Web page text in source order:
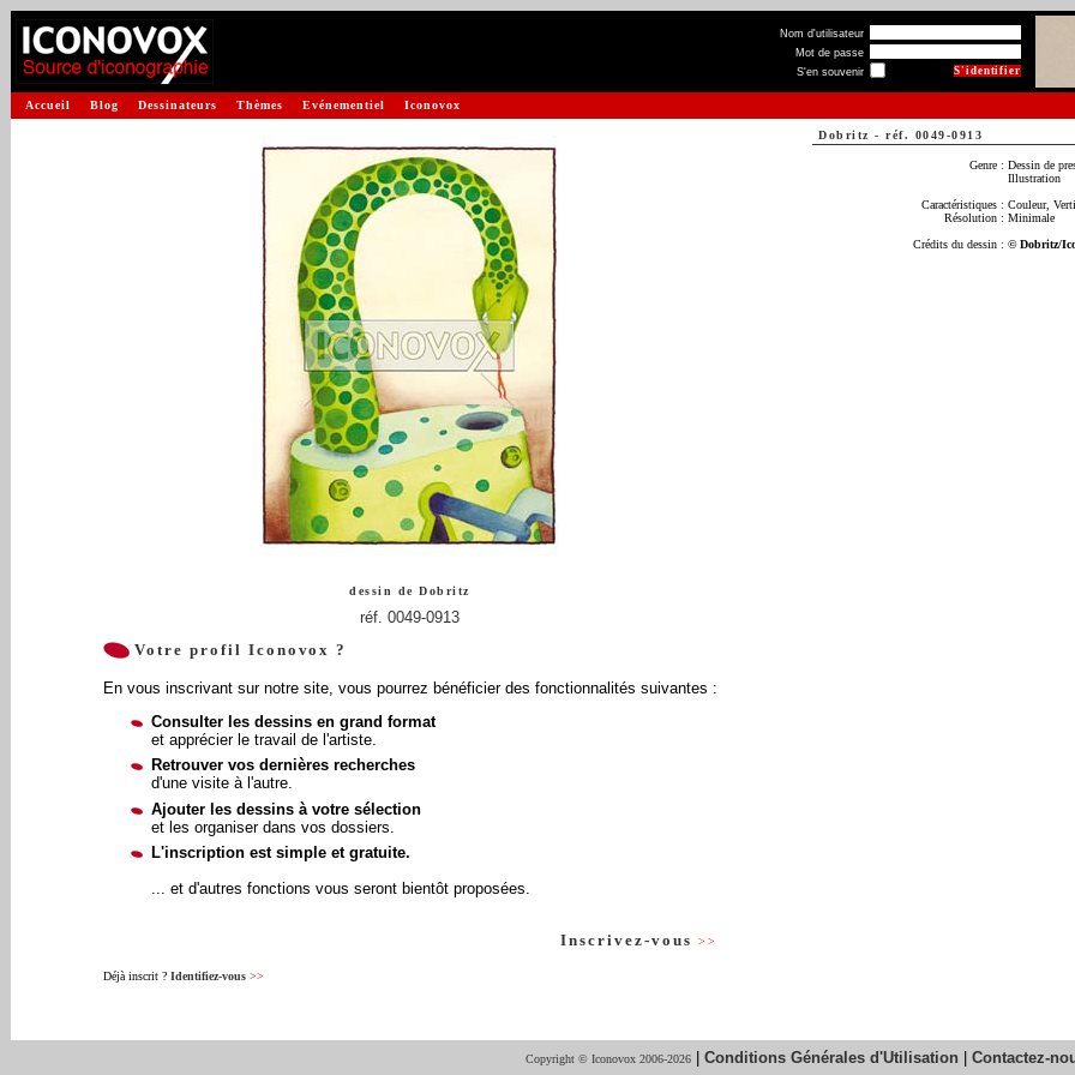
Nom d'utilisateur
Mot de passe
S'en souvenir
Accueil Blog Dessinateurs Thèmes Evénementiel Iconovox
dessin deDobritz
réf. 0049-0913
Votre profil Iconovox ?
En vous inscrivant sur notre site, vous pourrez bénéficier des fonctionnalités suivantes :
Consulter les dessins en grand format
et apprécier le travail de l'artiste.
Retrouver vos dernières recherches
d'une visite à l'autre.
Ajouter les dessins à votre sélection
et les organiser dans vos dossiers.
L'inscription est simple et gratuite.
... et d'autres fonctions vous seront bientôt proposées.
Inscrivez-vous >>
Déjà inscrit ? Identifiez-vous >>
Dobritz - réf. 0049-0913
Genre : Dessin de
Illustration
Caractéristiques : Couleur,
Résolution : Minimale
Crédits du dessin : © Dobritz/
Copyright © Iconovox 2006-2026 | Conditions Générales d'Utilisation | Contactez-